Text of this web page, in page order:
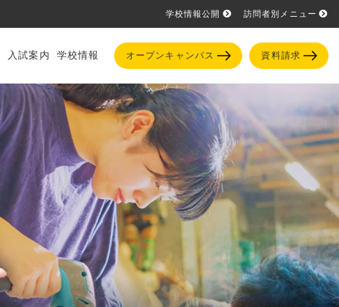
学校情報公開 訪問者別メニュー
入試案内 学校情報 オープンキャンパス 資料請求